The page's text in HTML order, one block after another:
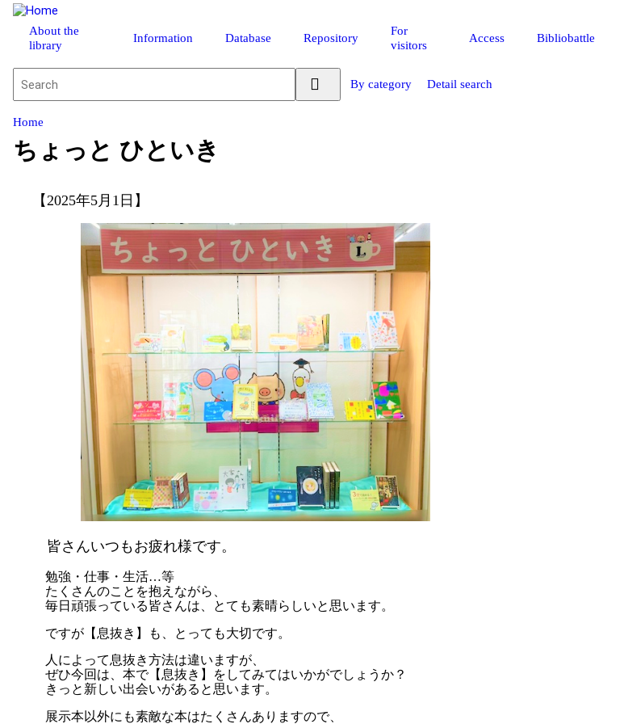
About the
library
Information Database Repository
For
visitors
Access Bibliobattle
By category Detail search
Home
ちょっと ひといき
【2025年5月1日】
皆さんいつもお疲れ様です。
勉強・仕事・生活…等
たくさんのことを抱えながら、
毎日頑張っている皆さんは、とても素晴らしいと思います。
ですが【息抜き】も、とっても大切です。
人によって息抜き方法は違いますが、
ぜひ今回は、本で【息抜き】をしてみてはいかがでしょうか？
きっと新しい出会いがあると思います。
展示本以外にも素敵な本はたくさんありますので、